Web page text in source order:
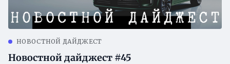
НОВОСТНОЙ ДАЙДЖЕСТ
Новостной дайджест #45